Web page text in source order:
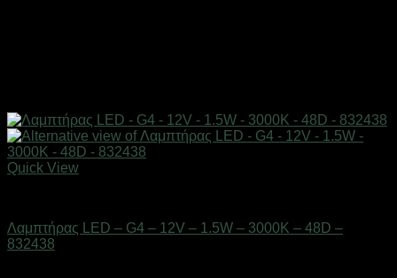
Quick View
Λαμπτήρας LED – G4 – 12V – 1.5W – 3000K – 48D –
832438